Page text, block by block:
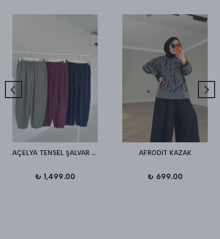
AÇELYA TENSEL ŞALVAR PANTALON
₺ 1,499.00
AFRODİT KAZAK
₺ 699.00